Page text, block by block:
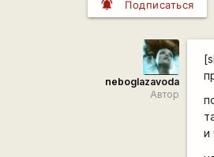
notifications_active Подписаться
neboglazavoda
Автор
и